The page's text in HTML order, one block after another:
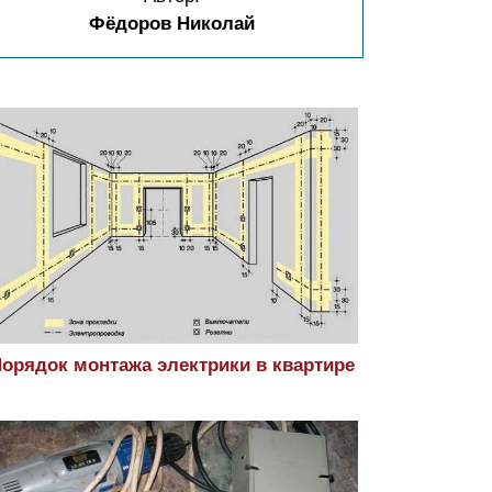
Фёдоров Николай
монтажа электрики в квартире